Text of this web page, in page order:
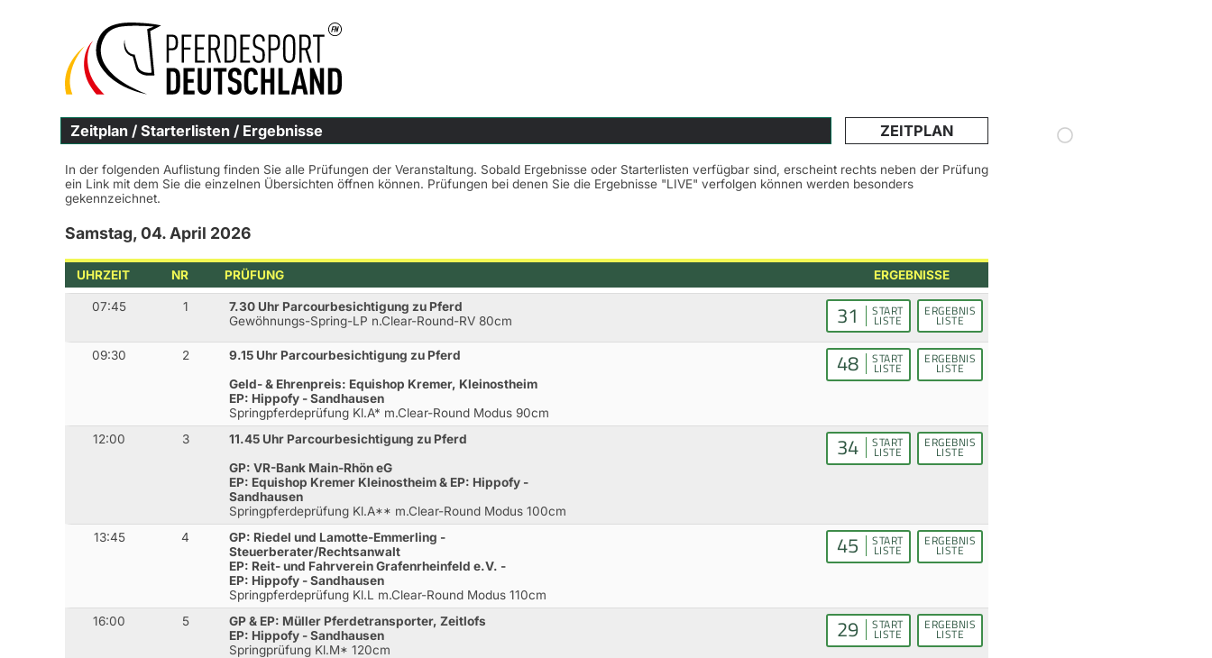
Zeitplan / Starterlisten / Ergebnisse ZEITPLAN
In der folgenden Auflistung finden Sie alle Prüfungen der Veranstaltung. Sobald Ergebnisse oder Starterlisten verfügbar sind, erscheint rechts neben der Prüfung
ein Link mit dem Sie die einzelnen Übersichten öffnen können. Prüfungen bei denen Sie die Ergebnisse "LIVE" verfolgen können werden besonders
gekennzeichnet.
Samstag, 04. April 2026
UHRZEIT NR PRÜFUNG ERGEBNISSE
07:45 1
7.30 Uhr Parcourbesichtigung zu Pferd
Gewöhnungs-Spring-LP n.Clear-Round-RV 80cm
31 START
LISTE
ERGEBNIS
LISTE
09:30 2
9.15 Uhr Parcourbesichtigung zu Pferd
Geld- & Ehrenpreis: Equishop Kremer, Kleinostheim
EP: Hippofy - Sandhausen
Springpferdeprüfung Kl.A* m.Clear-Round Modus 90cm
48 START
LISTE
ERGEBNIS
LISTE
12:00 3
11.45 Uhr Parcourbesichtigung zu Pferd
GP: VR-Bank Main-Rhön eG
EP: Equishop Kremer Kleinostheim & EP: Hippofy -
Sandhausen
Springpferdeprüfung Kl.A** m.Clear-Round Modus 100cm
34 START
LISTE
ERGEBNIS
LISTE
13:45 4
GP: Riedel und Lamotte-Emmerling -
Steuerberater/Rechtsanwalt
EP: Reit- und Fahrverein Grafenrheinfeld e.V. -
EP: Hippofy - Sandhausen
Springpferdeprüfung Kl.L m.Clear-Round Modus 110cm
45 START
LISTE
ERGEBNIS
LISTE
16:00 5
GP & EP: Müller Pferdetransporter, Zeitlofs
EP: Hippofy - Sandhausen
Springprüfung Kl.M* 120cm
29 START
LISTE
ERGEBNIS
LISTE